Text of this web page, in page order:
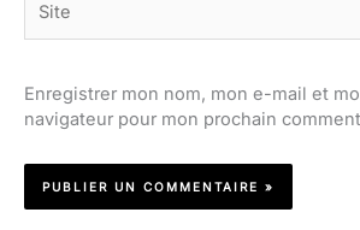
Enregistrer mon nom, mon e-mail et
navigateur pour mon prochain